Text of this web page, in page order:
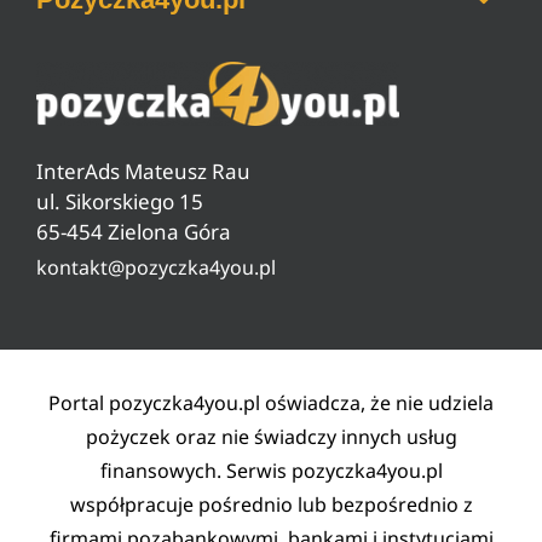
Jak zrobić przelew BLIKiem
Jak sprawdzić zadłużenie w ZUS
Czyszczenie BIG, KRD, ERIF
Ranking pożyczek na dowód
Ranking darmowych pożyczek
Ranking pożyczek od 18 lat
Pytania i odpowiedzi
Ryzyko w pożyczaniu
Lista partnerów
Polityka prywatności
InterAds Mateusz Rau
ul. Sikorskiego 15
65-454 Zielona Góra
kontakt@pozyczka4you.pl
Portal pozyczka4you.pl oświadcza, że nie udziela
pożyczek oraz nie świadczy innych usług
finansowych. Serwis pozyczka4you.pl
współpracuje pośrednio lub bezpośrednio z